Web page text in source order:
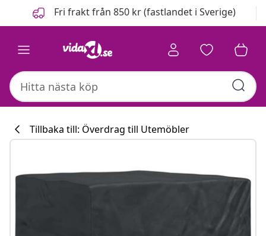
FöregåendeFri frakt från 850 kr (fastlandet i Sverige)
Tillbaka till: Överdrag till Utemöbler